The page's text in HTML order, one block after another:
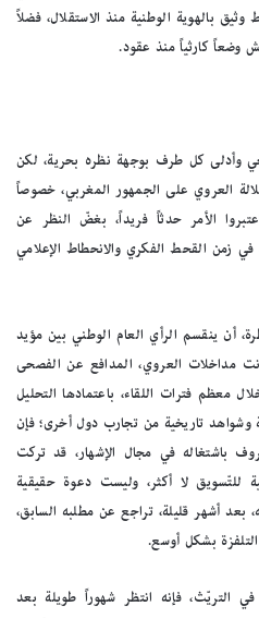
بالهوية الوطنية منذ الاستقلال، فضلاً
وضعاً كارثياً منذ عقود.
وأدلى كل طرف بوجهة نظره بحرية، لكن
العروي على الجمهور المغربي، خصوصاً
الأمر حدثاً فريداً، بغضّ النظر عن
زمن القحط الفكري والانحطاط الإعلامي
أن ينقسم الرأي العام الوطني بين مؤيد
مداخلات العروي، المدافع عن الفصحى
معظم فترات اللقاء، باعتمادها التحليل
وشواهد تاريخية من تجارب دول أخرى؛ فإن
باشتغاله في مجال الإشهار، قد تركت
للتّسويق لا أكثر، وليست دعوة حقيقية
بعد أشهر قليلة، تراجع عن مطلبه السابق،
بشكل أوسع.
التريّث، فإنه انتظر شهوراً طويلة بعد